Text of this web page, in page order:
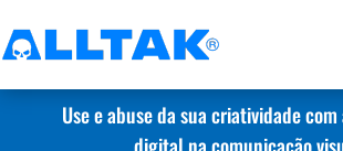
Use e abuse da sua criatividade